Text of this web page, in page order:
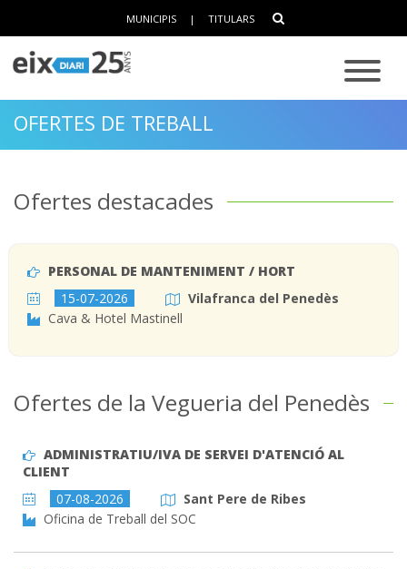
MUNICIPIS | TITULARS
OFERTES DE TREBALL
Ofertes destacades
PERSONAL DE MANTENIMENT / HORT
15-07-2026
Vilafranca del Penedès
Cava & Hotel Mastinell
Ofertes de la Vegueria del Penedès
ADMINISTRATIU/IVA DE SERVEI D'ATENCIÓ AL
CLIENT
07-08-2026
Sant Pere de Ribes
Oficina de Treball del SOC